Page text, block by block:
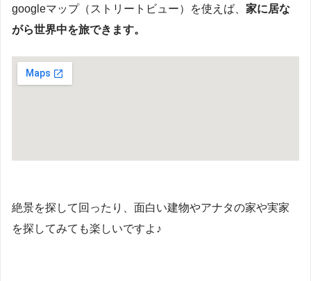
googleマップ（ストリートビュー）を使えば、 家に居な
がら世界中を旅できます。
絶景を探して回ったり、面白い建物やアナタの家や実家
を探してみても楽しいですよ♪